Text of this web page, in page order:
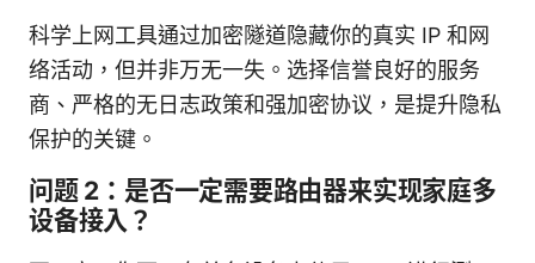
科学上网工具通过加密隧道隐藏你的真实 IP 和网
络活动，但并非万无一失。选择信誉良好的服务
商、严格的无日志政策和强加密协议，是提升隐私
保护的关键。
问题 2：是否一定需要路由器来实现家庭多
设备接入？